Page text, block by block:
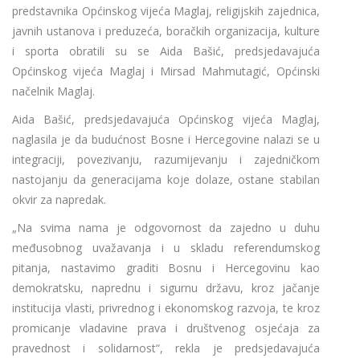
predstavnika Općinskog vijeća Maglaj, religijskih zajednica,
javnih ustanova i preduzeća, boračkih organizacija, kulture
i sporta obratili su se Aida Bašić, predsjedavajuća
Općinskog vijeća Maglaj i Mirsad Mahmutagić, Općinski
načelnik Maglaj.
Aida Bašić, predsjedavajuća Općinskog vijeća Maglaj,
naglasila je da budućnost Bosne i Hercegovine nalazi se u
integraciji, povezivanju, razumijevanju i zajedničkom
nastojanju da generacijama koje dolaze, ostane stabilan
okvir za napredak.
„Na svima nama je odgovornost da zajedno u duhu
međusobnog uvažavanja i u skladu referendumskog
pitanja, nastavimo graditi Bosnu i Hercegovinu kao
demokratsku, naprednu i sigurnu državu, kroz jačanje
institucija vlasti, privrednog i ekonomskog razvoja, te kroz
promicanje vladavine prava i društvenog osjećaja za
pravednost i solidarnost“, rekla je predsjedavajuća